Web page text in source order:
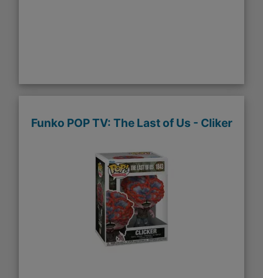
Funko POP TV: The Last of Us - Cliker